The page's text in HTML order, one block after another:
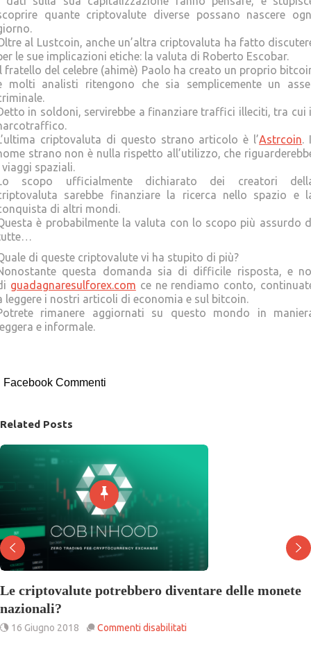
quante criptovalute diverse possano nascere
al Lustcoin, anche un’altra criptovaluta ha fatto
le sue implicazioni etiche: la valuta di Roberto Escobar.
fratello del celebre (ahimè) Paolo ha creato un proprio
molti analisti ritengono che sia semplicemente un
in soldoni, servirebbe a finanziare traffici illeciti, tra cui
criptovaluta di questo strano articolo è l’Astrcoin.
strano non è nulla rispetto all’utilizzo, che
viaggi spaziali.
scopo ufficialmente dichiarato dei creatori
sarebbe finanziare la ricerca nello spazio e
di altri mondi.
è probabilmente la valuta con lo scopo più assurdo
di queste criptovalute vi ha stupito di più?
questa domanda sia di difficile risposta, e
guadagnaresulforex.com ce ne rendiamo conto,
leggere i nostri articoli di economia e sul bitcoin.
rimanere aggiornati su questo mondo in
e informale.
Facebook Commenti
Related Posts
Le criptovalute potrebbero diventare delle monete
nazionali?
16 Giugno 2018 Commenti disabilitati